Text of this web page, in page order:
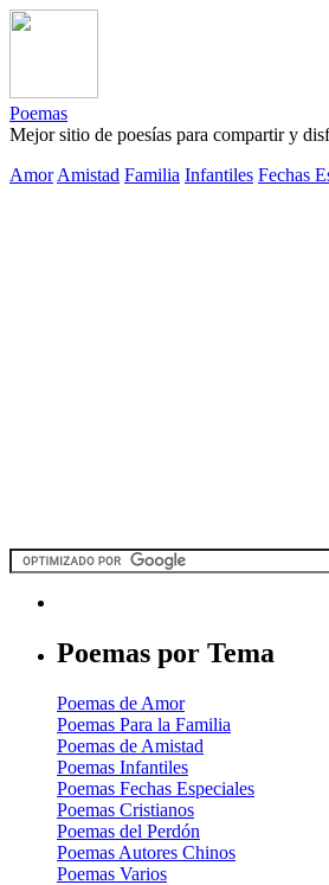
Poemas
Mejor sitio de poesías para compartir y
Amor Amistad Familia Infantiles Fechas
Poemas por Tema
Poemas de Amor
Poemas Para la Familia
Poemas de Amistad
Poemas Infantiles
Poemas Fechas Especiales
Poemas Cristianos
Poemas del Perdón
Poemas Autores Chinos
Poemas Varios